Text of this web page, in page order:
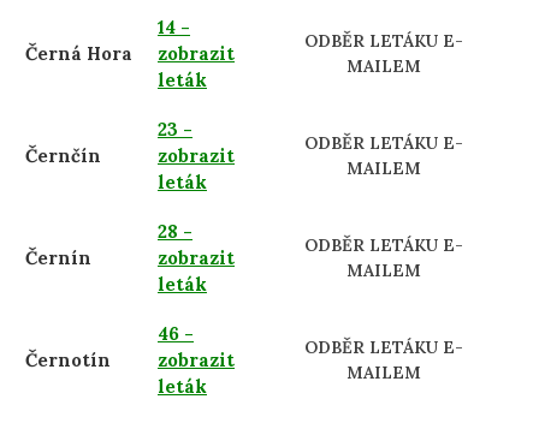
Černá Hora
14 -
zobrazit
leták
ODBĚR LETÁKU E-
MAILEM
Černčín
23 -
zobrazit
leták
ODBĚR LETÁKU E-
MAILEM
Černín
28 -
zobrazit
leták
ODBĚR LETÁKU E-
MAILEM
Černotín
46 -
zobrazit
leták
ODBĚR LETÁKU E-
MAILEM